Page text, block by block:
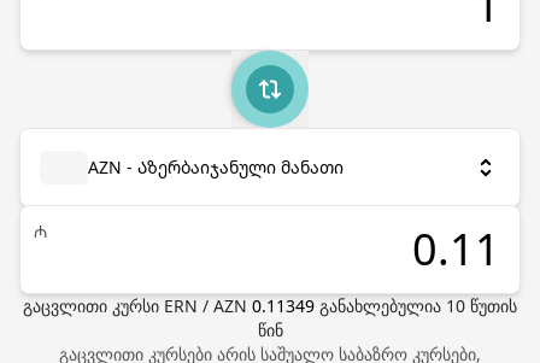
AZN - Აზერბაიჯანული მანათი
₼
გაცვლითი კურსი ERN / AZN 0.11349 განახლებულია 10 წუთის
წინ
გაცვლითი კურსები არის საშუალო საბაზრო კურსები,